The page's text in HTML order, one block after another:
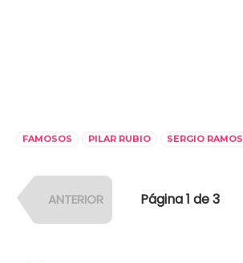
FAMOSOS PILAR RUBIO SERGIO RAMOS
ANTERIOR Página 1 de 3